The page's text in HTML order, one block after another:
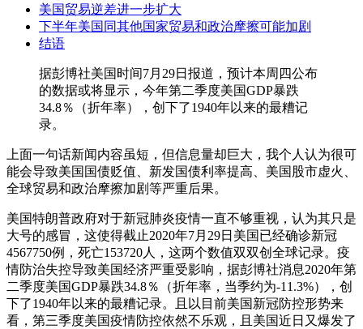
美国贸易逆差进一步扩大
下半年美国同其他国家贸易和政治摩擦可能加剧
结语
据彭博社美国时间7月29日报道，预计本周四公布
的数据或将显示，今年第二季度美国GDP暴跌
34.8％（折年率），创下了1940年以来的最糟记
录。
上面一句话新闻内容虽短，但信息量却巨大，我个人认为很可
能会导致美国国债贬值、新发国债利率提高、美国股市虚火、
全球贸易和政治摩擦加剧等严重后果。
美国特朗普政府对于新冠肺炎疫情一直不够重视，认为其只是
大号的感冒，这使得截止2020年7月29日美国已经确诊新冠
4567750例，死亡153720人，这两个数值双双创全球记录。疫
情防治失控导致美国经济严重受影响，据彭博社消息2020年第
二季度美国GDP暴跌34.8％（折年率，当季约为-11.3%），创
下了1940年以来的最糟记录。且以目前美国新冠防控形势来
看，第三季度美国疫情防控依然不乐观，且美国近日又爆发了